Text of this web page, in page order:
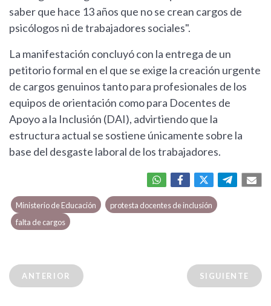
saber que hace 13 años que no se crean cargos de
psicólogos ni de trabajadores sociales".
La manifestación concluyó con la entrega de un
petitorio formal en el que se exige la creación urgente
de cargos genuinos tanto para profesionales de los
equipos de orientación como para Docentes de
Apoyo a la Inclusión (DAI), advirtiendo que la
estructura actual se sostiene únicamente sobre la
base del desgaste laboral de los trabajadores.
Ministerio de Educación
protesta docentes de inclusión
falta de cargos
ANTERIOR SIGUIENTE